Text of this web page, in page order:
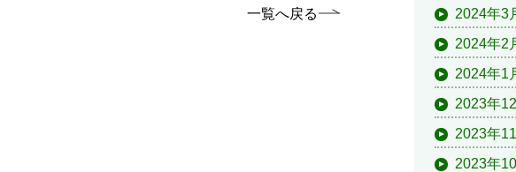
一覧へ戻る
2024年3
2024年2
2024年1
2023年
2023年
2023年